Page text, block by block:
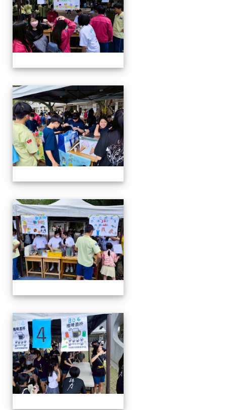
114-04-19園遊會
114-04-19園遊會
114-04-19園遊會